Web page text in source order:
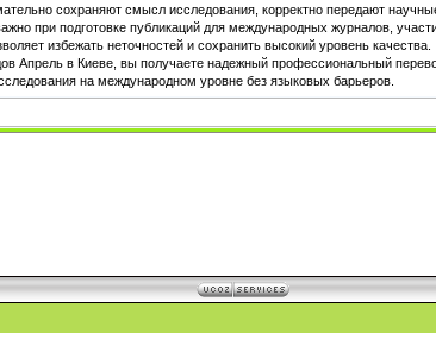
сохраняют смысл исследования, корректно передают
при подготовке публикаций для международных журналов,
избежать неточностей и сохранить высокий уровень качества.
Апрель в Киеве, вы получаете надежный профессиональный
на международном уровне без языковых барьеров.